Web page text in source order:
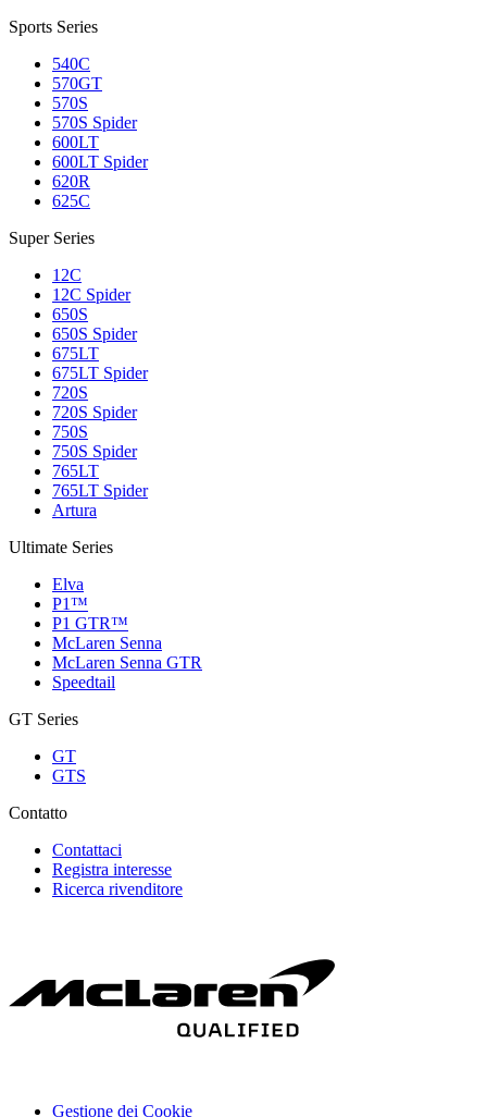
Sports Series
540C
570GT
570S
570S Spider
600LT
600LT Spider
620R
625C
Super Series
12C
12C Spider
650S
650S Spider
675LT
675LT Spider
720S
720S Spider
750S
750S Spider
765LT
765LT Spider
Artura
Ultimate Series
Elva
P1™
P1 GTR™
McLaren Senna
McLaren Senna GTR
Speedtail
GT Series
GT
GTS
Contatto
Contattaci
Registra interesse
Ricerca rivenditore
Gestione dei Cookie